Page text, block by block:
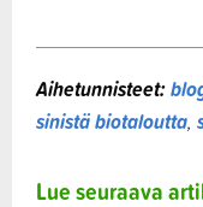
Aihetunnisteet:
sinistä biotaloutta,
Lue seuraava